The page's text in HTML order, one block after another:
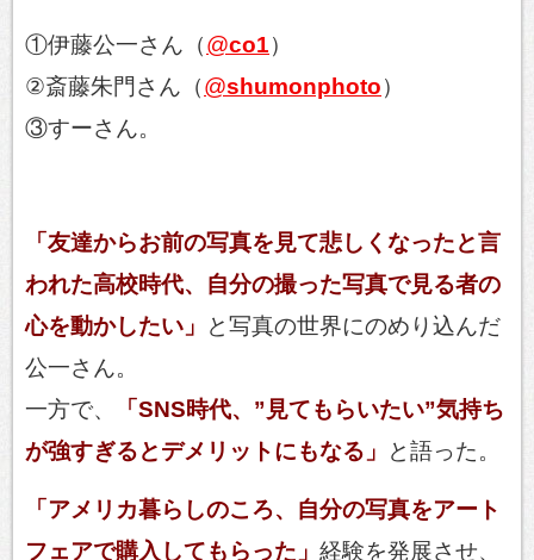
①伊藤公一さん（@co1）
②斎藤朱門さん（@shumonphoto）
③すーさん。
「友達からお前の写真を見て悲しくなったと言
われた高校時代、自分の撮った写真で見る者の
心を動かしたい」
と写真の世界にのめり込んだ
公一さん。
一方で、
「SNS時代、”見てもらいたい”気持ち
が強すぎるとデメリットにもなる」
と語った。
「アメリカ暮らしのころ、自分の写真をアート
フェアで購入してもらった」 経験を発展させ、